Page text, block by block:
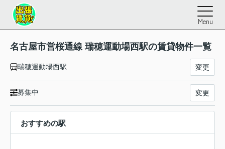
Menu
名古屋市営桜通線 瑞穂運動場西駅の賃貸物件一覧
瑞穂運動場西駅 変更
募集中 変更
おすすめの駅